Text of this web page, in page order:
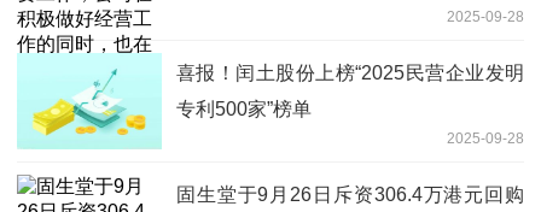
开展合法合规的市值管理工作|视点2025-09-28
喜报！闰土股份上榜“2025民营企业发明
专利500家”榜单
2025-09-28
固生堂于9月26日斥资306.4万港元回购